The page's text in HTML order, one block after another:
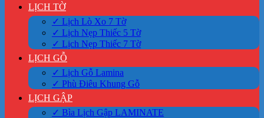
LỊCH TỜ
✓ Lịch Lò Xo 7 Tờ
✓ Lịch Nẹp Thiếc 5 Tờ
✓ Lịch Nẹp Thiếc 7 Tờ
LỊCH GỖ
✓ Lịch Gỗ Lamina
✓ Phù Điêu Khung Gỗ
LỊCH GẬP
✓ Bìa Lịch Gập LAMINATE